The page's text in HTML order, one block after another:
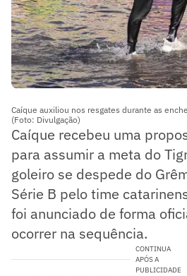
Caíque auxiliou nos resgates durante as
(Foto: Divulgação)
Caíque recebeu uma
para assumir a meta do
goleiro se despede do
Série B pelo time
foi anunciado de forma
ocorrer na sequência.
CONTINUA
APÓS A
PUBLICIDADE